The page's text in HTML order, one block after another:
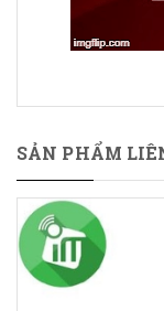
SẢN PHẨM